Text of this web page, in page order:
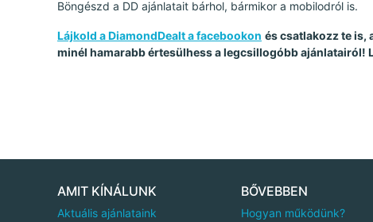
Böngészd a DD ajánlatait bárhol, bármikor a mobilodról is.
Lájkold a DiamondDealt a facebookon és csatlakozz te
minél hamarabb értesülhess a legcsillogóbb ajánlatairól!
AMIT KÍNÁLUNK
Aktuális ajánlataink
BŐVEBBEN
Hogyan működünk?